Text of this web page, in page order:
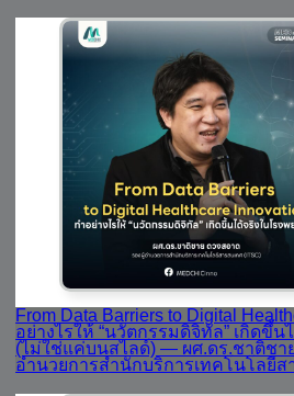
From Data Barriers to Digital
อย่างไรให้ “นวัตกรรมดิจิทัล” เกิดขึ้น
(ไม่ใช่แค่บนสไลด์) — ผศ.ดร.ชาติชา
อำนวยการสำนักบริการเทคโนโลยีส